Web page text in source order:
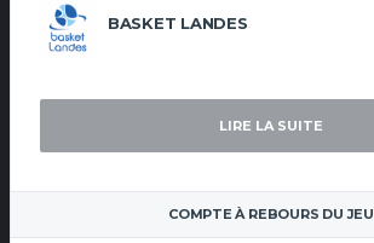
BASKET LANDES
LIRE LA SUITE
COMPTE À REBOURS DU JEU